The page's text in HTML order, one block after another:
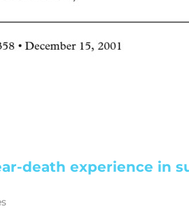
death experience in